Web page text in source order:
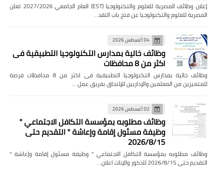
إعلان وظائف المصرية للعلوم والتكنولوجيا (EST) العام الجامعي 2027/2026 تعلن
المصرية للعلوم والتكنولوجيا عن فتح باب التقد…
04 أغسطس 2026
وظائف خالية بمدارس التكنولوجيا التطبيقية فى
اكثر من 8 محافظات
وظائف خالية بمدارس التكنولوجيا التطبيقية فى اكثر من 8 محافظات فرصة
للمتميزين من المعلمين والإداريين للإلتحاق بفريق عمل …
02 أغسطس 2026
وظائف مطلوبه بمؤسسة التكافل الاجتماعي "
وظيفة مسئول إقامة وإعاشة " التقديم حتى
2026/8/15
وظائف مطلوبه بمؤسسة التكافل الاجتماعي " وظيفة مسئول إقامة وإعاشة "
التقديم حتى 2026/8/15 للذكور والإناث اعلان…